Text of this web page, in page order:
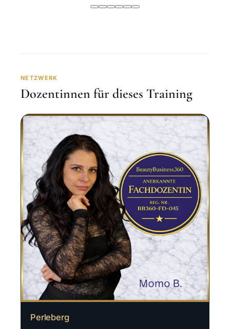
NETZWERK
Dozentinnen für dieses Training
Perleberg